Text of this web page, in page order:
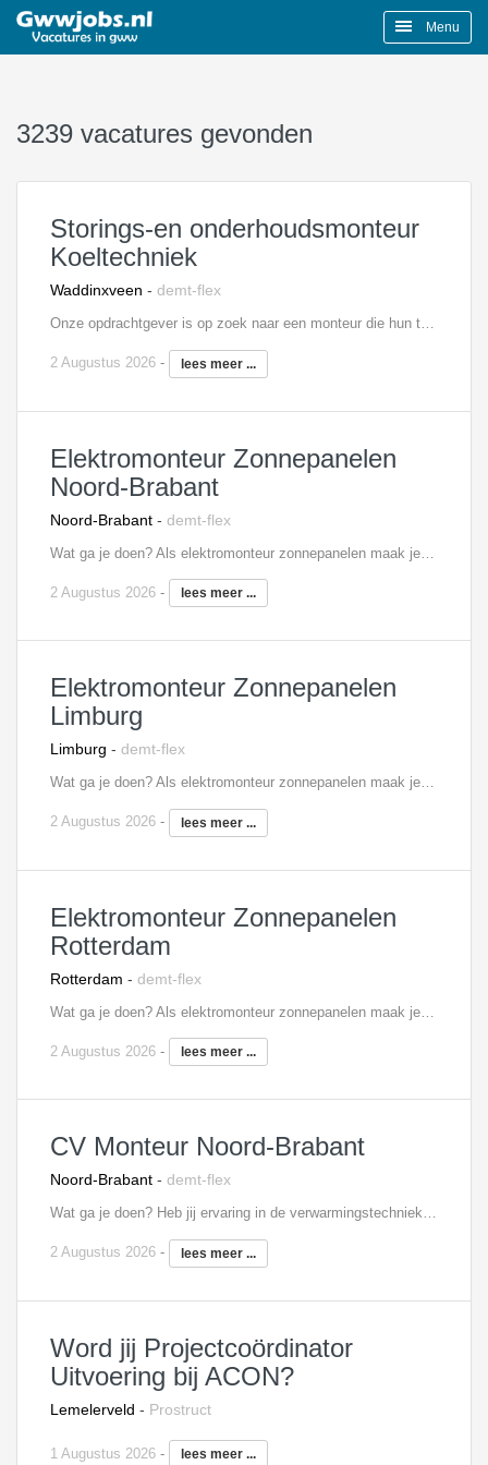
Menu
3239 vacatures gevonden
Storings-en onderhoudsmonteur
Koeltechniek
Waddinxveen - demt-flex
Onze opdrachtgever is op zoek naar een monteur die hun team wil komen versterken binnen onze service en onderhoud afdeling! Hierin bestaan er twee richtingen (waarbij de ene richting de ander niet uitsluit) namelijk service en onderhoud van de installaties bij airconditioning en/of commerciële koeltechniek. Bij projecten ligt de focus meer op grotere custom made installaties en totaaloplossingen, waarbij gedacht kan worden aan semi industriële klimaat en koeloplossingen. De airconditioning richting betreft de installatie en onderhoud en service van airconditioning oplossingen binnen de particuliere- en klein zakelijke markt.
2 Augustus 2026 - lees meer ...
Elektromonteur Zonnepanelen
Noord-Brabant
Noord-Brabant - demt-flex
2 Augustus 2026 - lees meer ...
Elektromonteur Zonnepanelen
Limburg
Limburg - demt-flex
Wat ga je doen? Als elektromonteur zonnepanelen maak je deel uit van een team van drie monteurs, waarbij het zwaartepunt ligt op het installeren en daarna elektrotechnische aansluiten van zonnepanelen bij particulieren klanten. Je voert werkzaamheden uit aan installaties in bestaande woningen bij woningcorporaties en particulieren. Je zorgt ervoor dat onze klanten altijd verzekerd zijn van een goed werkende installatie. Je bent een allround vakman die een zelfstandige en afwisselende werkkring zoekt en altijd je verantwoordelijkheid neemt. Na een korte inwerkperiode ga je zelfstandig aan de slag.
2 Augustus 2026 - lees meer ...
Elektromonteur Zonnepanelen
Rotterdam
Rotterdam - demt-flex
2 Augustus 2026 - lees meer ...
CV Monteur Noord-Brabant
Noord-Brabant - demt-flex
Wat ga je doen? Heb jij ervaring in de verwarmingstechniek? Wil jij klanten helpen aan een comfortabele leefomgeving? En zoek je een baan met veel afwisseling en weinig reistijd in Noord-Brabant? Dan is dit jouw kans. Als allround verwarmingsmonteur ben je dagelijks bezig met werkzaamheden aan cv-installaties in de regio Noord-Brabant. Je vervangt of plaatst cv-ketels bij particuliere klanten en/of bedrijfspanden. Ook ga je aan de slag met het aanpassen van cv installaties. We werken veel voor particulieren klanten maar ook scholen en bedrijven weten ons te vinden!
2 Augustus 2026 - lees meer ...
Word jij Projectcoördinator
Uitvoering bij ACON?
Lemelerveld - Prostruct
1 Augustus 2026 - lees meer ...